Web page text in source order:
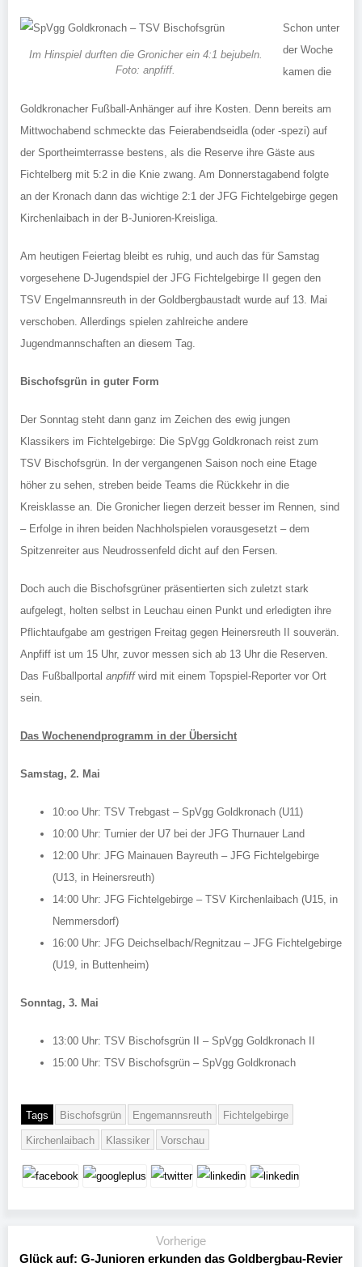
Im Hinspiel durften die Gronicher ein 4:1 bejubeln.
Foto: anpfiff.
Schon unter
der Woche
kamen die
Goldkronacher Fußball-Anhänger auf ihre Kosten. Denn bereits am
Mittwochabend schmeckte das Feierabendseidla (oder -spezi) auf
der Sportheimterrasse bestens, als die Reserve ihre Gäste aus
Fichtelberg mit 5:2 in die Knie zwang. Am Donnerstagabend folgte
an der Kronach dann das wichtige 2:1 der JFG Fichtelgebirge gegen
Kirchenlaibach in der B-Junioren-Kreisliga.
Am heutigen Feiertag bleibt es ruhig, und auch das für Samstag
vorgesehene D-Jugendspiel der JFG Fichtelgebirge II gegen den
TSV Engelmannsreuth in der Goldbergbaustadt wurde auf 13. Mai
verschoben. Allerdings spielen zahlreiche andere
Jugendmannschaften an diesem Tag.
Bischofsgrün in guter Form
Der Sonntag steht dann ganz im Zeichen des ewig jungen
Klassikers im Fichtelgebirge: Die SpVgg Goldkronach reist zum
TSV Bischofsgrün. In der vergangenen Saison noch eine Etage
höher zu sehen, streben beide Teams die Rückkehr in die
Kreisklasse an. Die Gronicher liegen derzeit besser im Rennen, sind
– Erfolge in ihren beiden Nachholspielen vorausgesetzt – dem
Spitzenreiter aus Neudrossenfeld dicht auf den Fersen.
Doch auch die Bischofsgrüner präsentierten sich zuletzt stark
aufgelegt, holten selbst in Leuchau einen Punkt und erledigten ihre
Pflichtaufgabe am gestrigen Freitag gegen Heinersreuth II souverän.
Anpfiff ist um 15 Uhr, zuvor messen sich ab 13 Uhr die Reserven.
Das Fußballportal anpfiffwird mit einem Topspiel-Reporter vor Ort
sein.
Das Wochenendprogramm in der Übersicht
Samstag, 2. Mai
10:oo Uhr: TSV Trebgast – SpVgg Goldkronach (U11)
10:00 Uhr: Turnier der U7 bei der JFG Thurnauer Land
12:00 Uhr: JFG Mainauen Bayreuth – JFG Fichtelgebirge
(U13, in Heinersreuth)
14:00 Uhr: JFG Fichtelgebirge – TSV Kirchenlaibach (U15, in
Nemmersdorf)
16:00 Uhr: JFG Deichselbach/Regnitzau – JFG Fichtelgebirge
(U19, in Buttenheim)
Sonntag, 3. Mai
13:00 Uhr: TSV Bischofsgrün II – SpVgg Goldkronach II
15:00 Uhr: TSV Bischofsgrün – SpVgg Goldkronach
Tags Bischofsgrün Engemannsreuth Fichtelgebirge
Kirchenlaibach Klassiker Vorschau
Vorherige
Glück auf: G-Junioren erkunden das Goldbergbau-Revier